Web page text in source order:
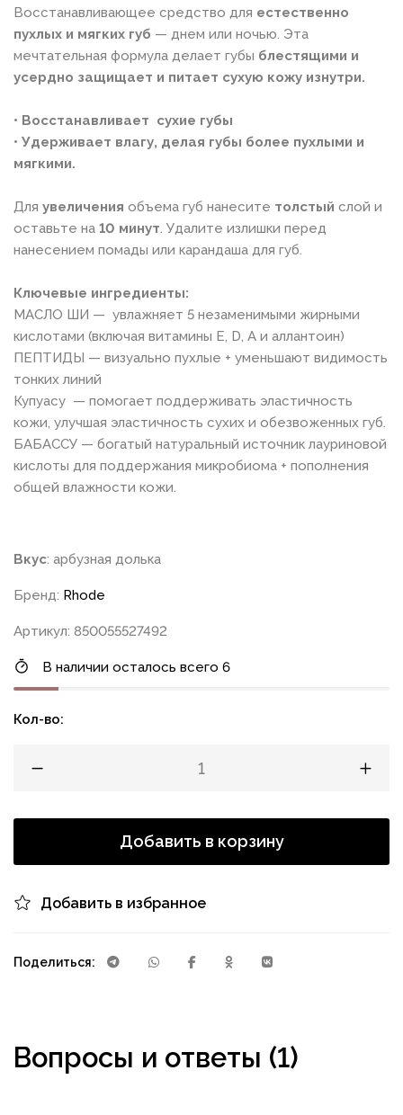
Восстанавливающее средство для естественно
пухлых и мягких губ — днем или ночью. Эта
мечтательная формула делает губы блестящими и
усердно защищает и питает сухую кожу изнутри.
• Восстанавливает сухие губы
• Удерживает влагу, делая губы более пухлыми и
мягкими.
Для увеличения объема губ нанесите толстый слой и
оставьте на 10 минут. Удалите излишки перед
нанесением помады или карандаша для губ.
Ключевые ингредиенты:
МАСЛО ШИ — увлажняет 5 незаменимыми жирными
кислотами (включая витамины Е, D, А и аллантоин)
ПЕПТИДЫ — визуально пухлые + уменьшают видимость
тонких линий
Купуасу — помогает поддерживать эластичность
кожи, улучшая эластичность сухих и обезвоженных губ.
БАБАССУ — богатый натуральный источник лауриновой
кислоты для поддержания микробиома + пополнения
общей влажности кожи.
Вкус: арбузная долька
Бренд: Rhode
Артикул: 850055527492
В наличии осталось всего 6
Кол-во:
Добавить в корзину
Добавить в избранное
Поделиться:
Вопросы и ответы (1)